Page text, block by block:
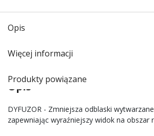
Opis
Więcej informacji
Produkty powiązane
Opis
DYFUZOR - Zmniejsza odblaski
zapewniając wyraźniejszy widok na obszar